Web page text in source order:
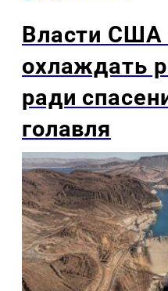
Власти США
охлаждать
ради
голавля